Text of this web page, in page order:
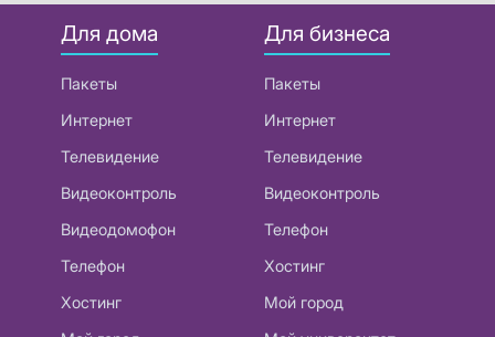
Для дома
Пакеты
Интернет
Телевидение
Видеоконтроль
Видеодомофон
Телефон
Хостинг
Для бизнеса
Пакеты
Интернет
Телевидение
Видеоконтроль
Телефон
Хостинг
Мой город